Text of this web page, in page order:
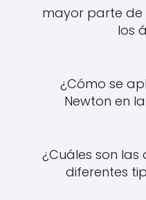
mayor parte
los
¿Cómo se
Newton en
¿Cuáles son las
diferentes